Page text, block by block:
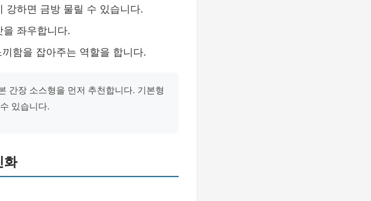
강하면 금방 물릴 수 있습니다.
을 좌우합니다.
함을 잡아주는 역할을 합니다.
간장 소스형을 먼저 추천합니다. 기본형
있습니다.
화